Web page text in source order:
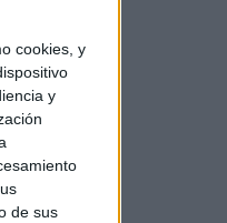
cookies, y
y
de sus